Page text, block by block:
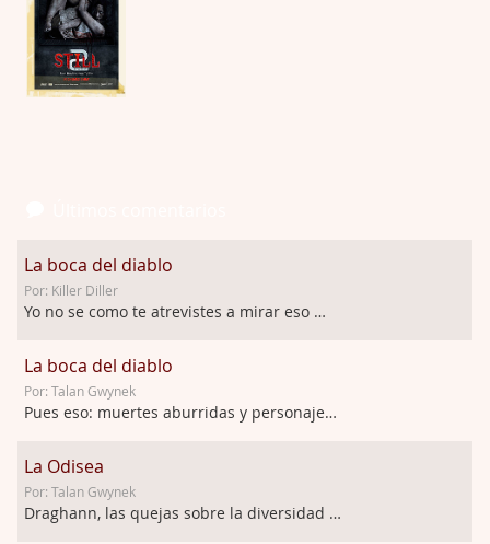
La boca del diablo
Por: Killer Diller
Yo no se como te atrevistes a mirar eso …
La boca del diablo
Por: Talan Gwynek
Pues eso: muertes aburridas y personajes p …
La Odisea
Por: Talan Gwynek
Draghann, las quejas sobre la diversidad s …